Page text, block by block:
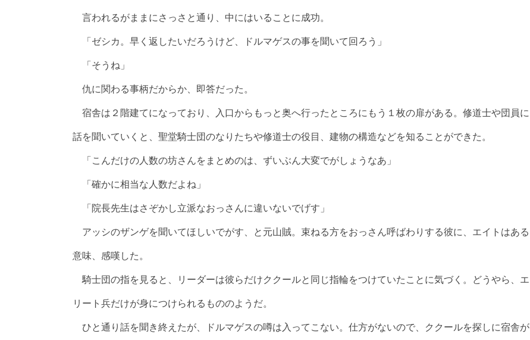
言われるがままにさっさと通り、中にはいることに成功。
「ゼシカ。早く返したいだろうけど、ドルマゲスの事を聞いて回ろう」
「そうね」
仇に関わる事柄だからか、即答だった。
宿舎は２階建てになっており、入口からもっと奥へ行ったところにもう１枚の扉がある。修道士や団員に
話を聞いていくと、聖堂騎士団のなりたちや修道士の役目、建物の構造などを知ることができた。
「こんだけの人数の坊さんをまとめのは、ずいぶん大変でがしょうなあ」
「確かに相当な人数だよね」
「院長先生はさぞかし立派なおっさんに違いないでげす」
アッシのザンゲを聞いてほしいでがす、と元山賊。束ねる方をおっさん呼ばわりする彼に、エイトはある
意味、感嘆した。
騎士団の指を見ると、リーダーは彼らだけククールと同じ指輪をつけていたことに気づく。どうやら、エ
リート兵だけが身につけられるもののようだ。
ひと通り話を聞き終えたが、ドルマゲスの噂は入ってこない。仕方がないので、ククールを探しに宿舎が